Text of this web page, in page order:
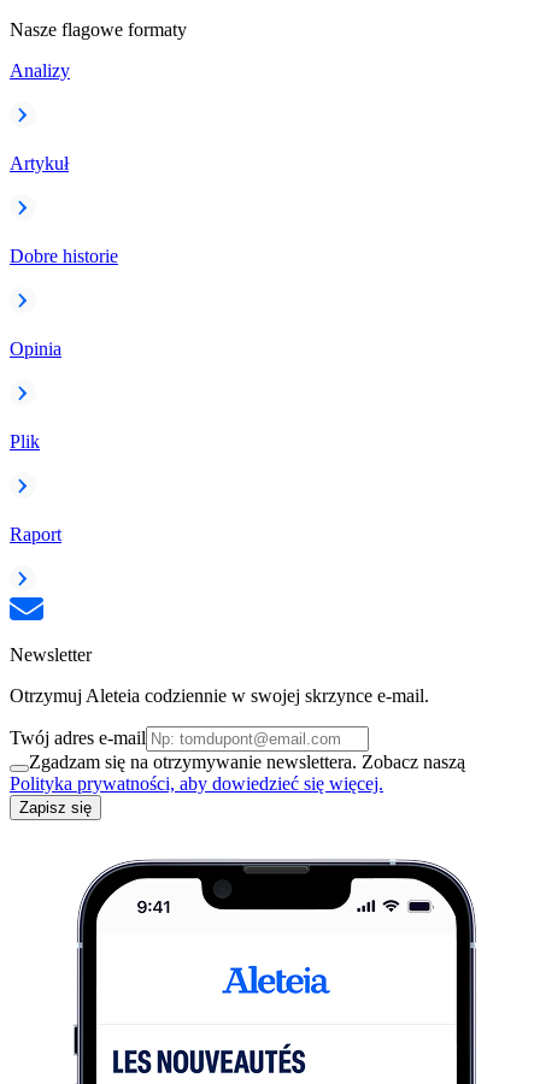
Nasze flagowe formaty
Analizy
Artykuł
Dobre historie
Opinia
Plik
Raport
Newsletter
Otrzymuj Aleteia codziennie w swojej skrzynce e-mail.
Twój adres e-mail
Zgadzam się na otrzymywanie newslettera. Zobacz naszą
Polityka prywatności, aby dowiedzieć się więcej.
Zapisz się